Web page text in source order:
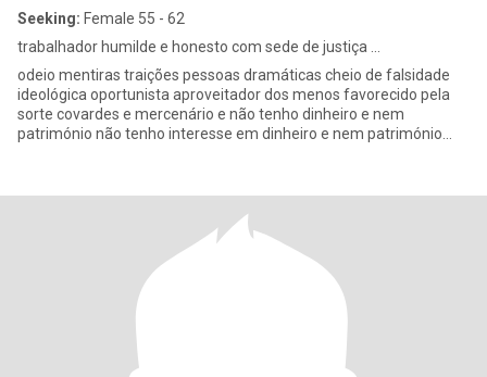
Seeking: Female 55 - 62
trabalhador humilde e honesto com sede de justiça ...
odeio mentiras traições pessoas dramáticas cheio de falsidade
ideológica oportunista aproveitador dos menos favorecido pela
sorte covardes e mercenário e não tenho dinheiro e nem
património não tenho interesse em dinheiro e nem património